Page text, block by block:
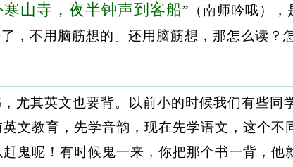
山寺，夜半钟声到客船”（南师吟哦），
，不用脑筋想的。还用脑筋想，那怎么读？
尤其英文也要背。以前小的时候我们有些同
文教育，先学音韵，现在先学语文，这个不
鬼呢！有时候鬼一来，你把那个书一背，他